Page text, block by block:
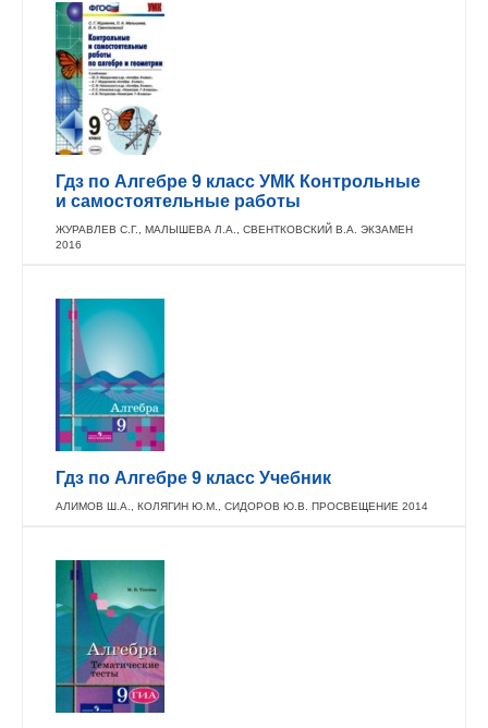
Гдз по Алгебре 9 класс УМК Контрольные
и самостоятельные работы
ЖУРАВЛЕВ С.Г., МАЛЫШЕВА Л.А., СВЕНТКОВСКИЙ В.А. ЭКЗАМЕН
2016
Гдз по Алгебре 9 класс Учебник
АЛИМОВ Ш.А., КОЛЯГИН Ю.М., СИДОРОВ Ю.В. ПРОСВЕЩЕНИЕ 2014